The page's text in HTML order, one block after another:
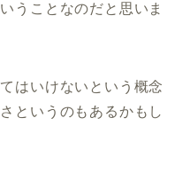
うことなのだと思いま
はいけないという概念
というのもあるかもし